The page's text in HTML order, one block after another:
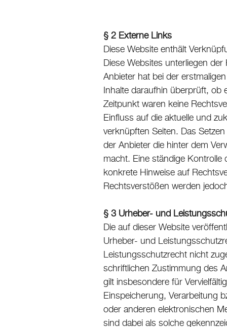
§ 2 Externe Links
Diese Website enthält
Diese Websites unterliegen
Anbieter hat bei der
Inhalte daraufhin überprüft, ob
Zeitpunkt waren keine
Einfluss auf die aktuelle und
verknüpften Seiten. Das
der Anbieter die hinter dem
macht. Eine ständige
konkrete Hinweise auf
Rechtsverstößen werden
§ 3 Urheber- und
Die auf dieser Website
Urheber- und
Leistungsschutzrecht nicht
schriftlichen Zustimmung des
gilt insbesondere für
Einspeicherung, Verarbeitung
oder anderen elektronischen
sind dabei als solche